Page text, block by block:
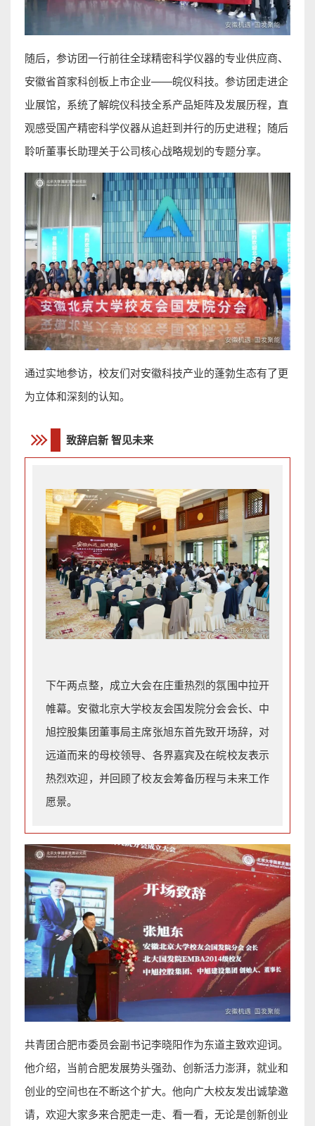
随后，参访团一行前往全球精密科学仪器的专业供应商、
安徽省首家科创板上市企业——皖仪科技。参访团走进企
业展馆，系统了解皖仪科技全系产品矩阵及发展历程，直
观感受国产精密科学仪器从追赶到并行的历史进程；随后
聆听董事长助理关于公司核心战略规划的专题分享。
通过实地参访，校友们对安徽科技产业的蓬勃生态有了更
为立体和深刻的认知。
致辞启新 智见未来
下午两点整，成立大会在庄重热烈的氛围中拉开
帷幕。安徽北京大学校友会国发院分会会长、中
旭控股集团董事局主席张旭东首先致开场辞，对
远道而来的母校领导、各界嘉宾及在皖校友表示
热烈欢迎，并回顾了校友会筹备历程与未来工作
愿景。
共青团合肥市委员会副书记李晓阳作为东道主致欢迎词。
他介绍，当前合肥发展势头强劲、创新活力澎湃，就业和
创业的空间也在不断这个扩大。他向广大校友发出诚挚邀
请，欢迎大家多来合肥走一走、看一看，无论是创新创业